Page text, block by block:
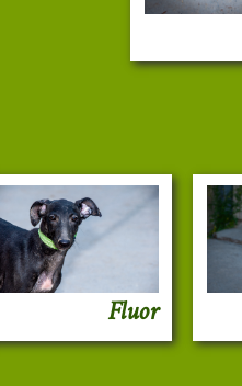
Fluor